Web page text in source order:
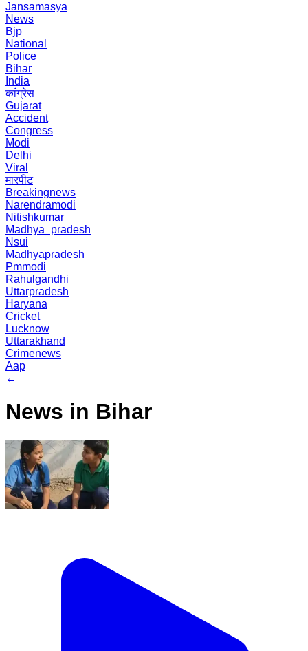
Jansamasya
News
Bjp
National
Police
Bihar
India
कांग्रेस
Gujarat
Accident
Congress
Modi
Delhi
Viral
मारपीट
Breakingnews
Narendramodi
Nitishkumar
Madhya_pradesh
Nsui
Madhyapradesh
Pmmodi
Rahulgandhi
Uttarpradesh
Haryana
Cricket
Lucknow
Uttarakhand
Crimenews
Aap
←
News in Bihar